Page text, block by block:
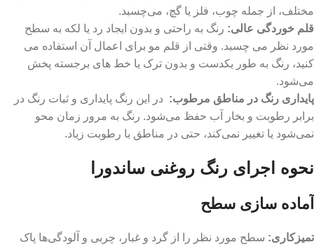
مختلف، از جمله چوب، فلز یا گچ، می‌چسبد.
قلم خوردگی عالی: رنگ به راحتی و بدون ایجاد رد یا لکه به سطح
مورد نظر می ‌چسبد. وقتی از قلم ‌مو برای اعمال آن استفاده می
‌کنید، رنگ به ‌طور یکدست و بدون ترک یا خط‌ های برجسته پخش
می‌شود.
پایداری رنگ در مناطق مرطوب: در این رنگ پایداری و ثبات رنگ در
برابر رطوبت و بخار آب حفظ می‌شود. رنگ به مرور زمان محو
نمی‌شود یا تغییر نمی‌کند، حتی در مناطق با رطوبت زیاد.
نحوه اجرای رنگ روغنی ساندورا
آماده سازی سطح
تمیزکاری: سطح مورد نظر را از گرد و غبار، چربی و آلودگی‌ها پاک